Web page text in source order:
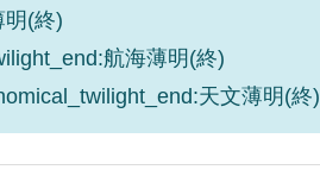
(終)
航海薄明(終)
天文薄明(終)